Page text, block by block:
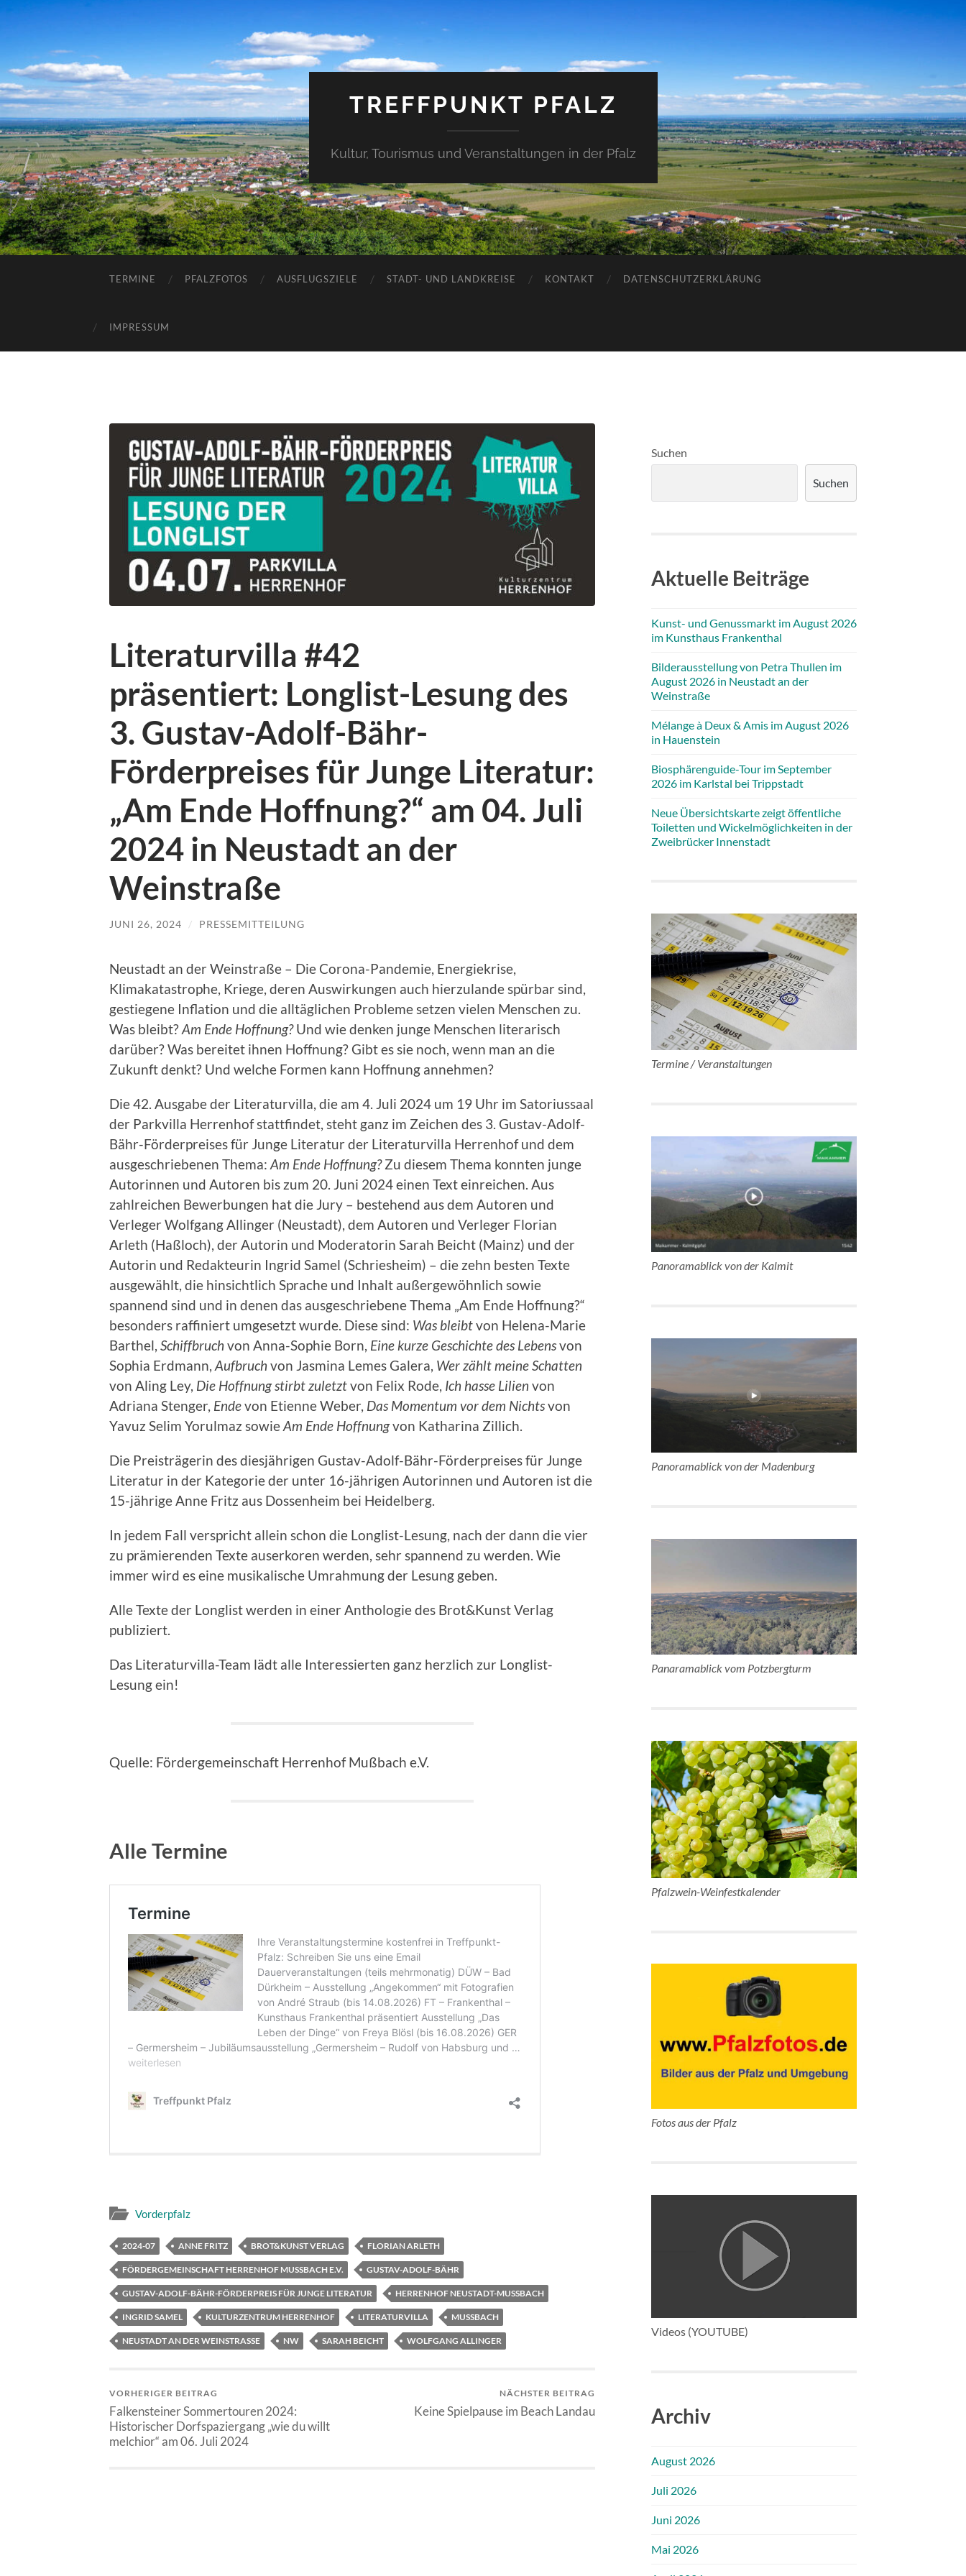
TREFFPUNKT PFALZ
Kultur, Tourismus und Veranstaltungen in der Pfalz
TERMINE PFALZFOTOS AUSFLUGSZIELE STADT- UND LANDKREISE KONTAKT DATENSCHUTZERKLÄRUNG
IMPRESSUM
Literaturvilla #42
präsentiert: Longlist-Lesung des
3. Gustav-Adolf-Bähr-
Förderpreises für Junge Literatur:
„Am Ende Hoffnung?“ am 04. Juli
2024 in Neustadt an der
Weinstraße
JUNI 26, 2024 / PRESSEMITTEILUNG
Neustadt an der Weinstraße – Die Corona-Pandemie, Energiekrise,
Klimakatastrophe, Kriege, deren Auswirkungen auch hierzulande spürbar sind,
gestiegene Inflation und die alltäglichen Probleme setzen vielen Menschen zu.
Was bleibt?Am Ende Hoffnung?Und wie denken junge Menschen literarisch
darüber? Was bereitet ihnen Hoffnung? Gibt es sie noch, wenn man an die
Zukunft denkt? Und welche Formen kann Hoffnung annehmen?
Die 42. Ausgabe der Literaturvilla, die am 4. Juli 2024 um 19 Uhr im Satoriussaal
der Parkvilla Herrenhof stattfindet, steht ganz im Zeichen des 3. Gustav-Adolf-
Bähr-Förderpreises für Junge Literatur der Literaturvilla Herrenhof und dem
ausgeschriebenen Thema: Am Ende Hoffnung?Zu diesem Thema konnten junge
Autorinnen und Autoren bis zum 20. Juni 2024 einen Text einreichen. Aus
zahlreichen Bewerbungen hat die Jury – bestehend aus dem Autoren und
Verleger Wolfgang Allinger (Neustadt), dem Autoren und Verleger Florian
Arleth (Haßloch), der Autorin und Moderatorin Sarah Beicht (Mainz) und der
Autorin und Redakteurin Ingrid Samel (Schriesheim) – die zehn besten Texte
ausgewählt, die hinsichtlich Sprache und Inhalt außergewöhnlich sowie
spannend sind und in denen das ausgeschriebene Thema „Am Ende Hoffnung?“
besonders raffiniert umgesetzt wurde. Diese sind: Was bleibtvon Helena-Marie
Barthel, Schiffbruch von Anna-Sophie Born, Eine kurze Geschichte des Lebensvon
Sophia Erdmann, Aufbruch von Jasmina Lemes Galera, Wer zählt meine Schatten
von Aling Ley, Die Hoffnungstirbt zuletztvon Felix Rode, Ich hasse Lilien von
Adriana Stenger, Endevon Etienne Weber, Das Momentum vor dem Nichtsvon
Yavuz Selim Yorulmaz sowieAm Ende Hoffnungvon Katharina Zillich.
Die Preisträgerin des diesjährigen Gustav-Adolf-Bähr-Förderpreises für Junge
Literatur in der Kategorie der unter 16-jährigen Autorinnen und Autoren ist die
15-jährige Anne Fritz aus Dossenheim bei Heidelberg.
In jedem Fall verspricht allein schon die Longlist-Lesung, nach der dann die vier
zu prämierenden Texte auserkoren werden, sehr spannend zu werden. Wie
immer wird es eine musikalische Umrahmung der Lesung geben.
Alle Texte der Longlist werden in einer Anthologie des Brot&Kunst Verlag
publiziert.
Das Literaturvilla-Team lädt alle Interessierten ganz herzlich zur Longlist-
Lesung ein!
Quelle: Fördergemeinschaft Herrenhof Mußbach e.V.
Alle Termine
Vorderpfalz
2024-07 ANNE FRITZ BROT&KUNST VERLAG FLORIAN ARLETH
FÖRDERGEMEINSCHAFT HERRENHOF MUSSBACH E.V. GUSTAV-ADOLF-BÄHR
GUSTAV-ADOLF-BÄHR-FÖRDERPREIS FÜR JUNGE LITERATUR HERRENHOF NEUSTADT-MUSSBACH
INGRID SAMEL KULTURZENTRUM HERRENHOF LITERATURVILLA MUSSBACH
NEUSTADT AN DER WEINSTRASSE NW SARAH BEICHT WOLFGANG ALLINGER
VORHERIGER BEITRAG
Falkensteiner Sommertouren 2024:
Historischer Dorfspaziergang „wie du willt
melchior“ am 06. Juli 2024
NÄCHSTER BEITRAG
Keine Spielpause im Beach Landau
Suchen
Suchen
Aktuelle Beiträge
Kunst- und Genussmarkt im August 2026
im Kunsthaus Frankenthal
Bilderausstellung von Petra Thullen im
August 2026 in Neustadt an der
Weinstraße
Mélange à Deux & Amis im August 2026
in Hauenstein
Biosphärenguide-Tour im September
2026 im Karlstal bei Trippstadt
Neue Übersichtskarte zeigt öffentliche
Toiletten und Wickelmöglichkeiten in der
Zweibrücker Innenstadt
Termine / Veranstaltungen
Panoramablick von der Kalmit
Panoramablick von der Madenburg
Panaramablick vom Potzbergturm
Pfalzwein-Weinfestkalender
Fotos aus der Pfalz
Videos (YOUTUBE)
Archiv
August 2026
Juli 2026
Juni 2026
Mai 2026